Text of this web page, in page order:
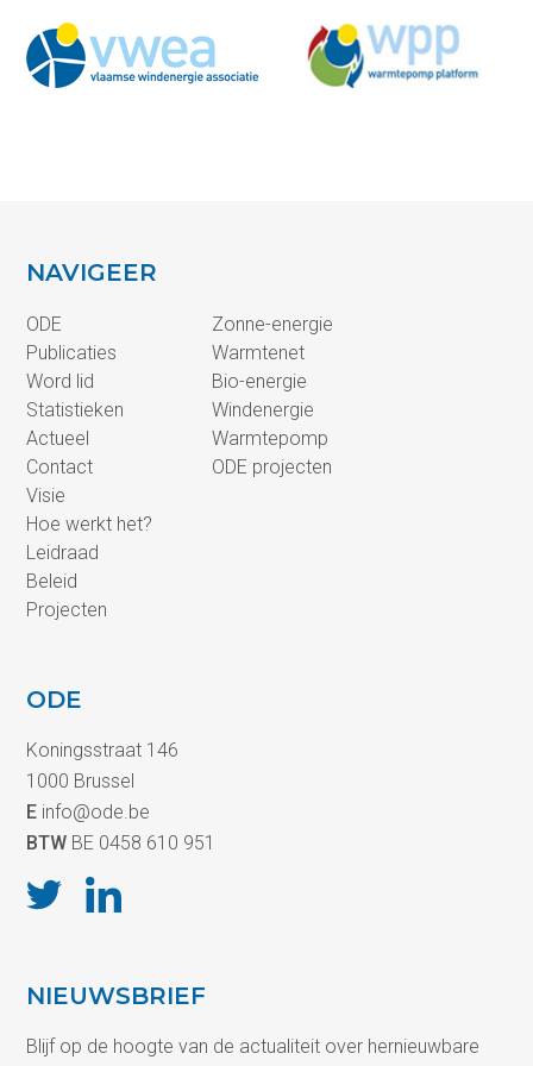
NAVIGEER
ODE
Publicaties
Word lid
Statistieken
Actueel
Contact
Visie
Hoe werkt het?
Leidraad
Beleid
Projecten
Zonne-energie
Warmtenet
Bio-energie
Windenergie
Warmtepomp
ODE projecten
ODE
Koningsstraat 146
1000 Brussel
E info@ode.be
BTW BE 0458 610 951
NIEUWSBRIEF
Blijf op de hoogte van de actualiteit over hernieuwbare